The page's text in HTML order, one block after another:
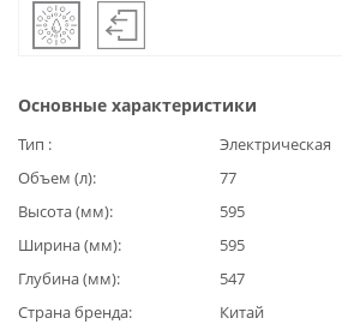
Основные характеристики
Тип
Электрическая
Объем (л)
77
Высота (мм)
595
Ширина (мм)
595
Глубина (мм)
547
Страна бренда
Китай